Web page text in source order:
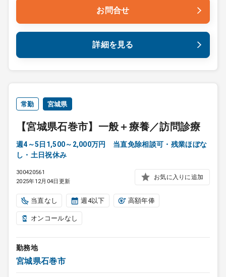
お問合せ
詳細を見る
常勤 宮城県
【宮城県石巻市】一般＋療養／訪問診療
週4～5日1,500～2,000万円 当直免除相談可・残業ほぼな
し・土日祝休み
300420561
2025年12月04日更新
お気に入りに追加
当直なし 週4以下 高額年俸
オンコールなし
勤務地
宮城県石巻市